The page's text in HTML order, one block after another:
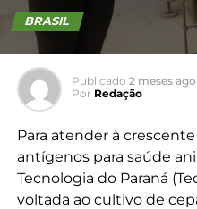
BRASIL
Publicado 2 meses ago
Por Redação
Para atender à
antígenos para saúde
Tecnologia do Paraná
voltada ao cultivo de